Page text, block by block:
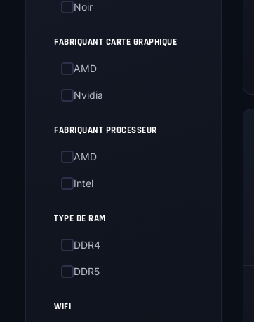
Noir
FABRIQUANT CARTE GRAPHIQUE
AMD
Nvidia
FABRIQUANT PROCESSEUR
AMD
Intel
TYPE DE RAM
DDR4
DDR5
WIFI